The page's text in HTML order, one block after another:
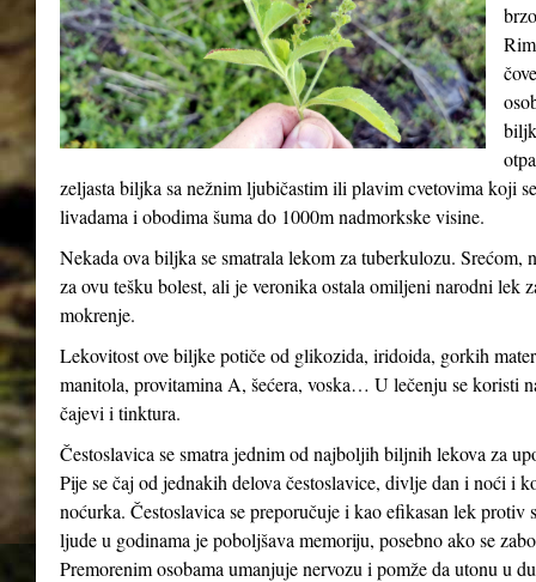
zeljasta biljka sa nežnim ljubičastim ili plavim cvetovima koji
livadama i obodima šuma do 1000m nadmorkske visine.
Nekada ova biljka se smatrala lekom za tuberkulozu.
za ovu tešku bolest, ali je veronika ostala omiljeni narodni lek
mokrenje.
Lekovitost ove biljke potiče od glikozida, iridoida, gorkih
manitola, provitamina A, šećera, voska… U lečenju se koristi
čajevi i tinktura.
Čestoslavica se smatra jednim od najboljih biljnih lekova za
Pije se čaj od jednakih delova čestoslavice, divlje dan i noći i
noćurka. Čestoslavica se preporučuje i kao efikasan lek
ljude u godinama je poboljšava memoriju, posebno ako se
Premorenim osobama umanjuje nervozu i pomže da utonu u